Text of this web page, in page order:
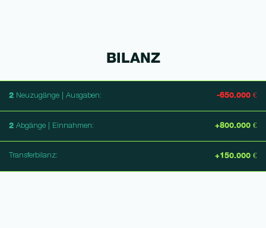
BILANZ
2 Neuzugänge | Ausgaben: -650.000 €
2 Abgänge | Einnahmen: +800.000 €
Transferbilanz: +150.000 €